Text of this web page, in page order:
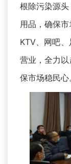
根除污染源
用品，确保
KTV、网吧
营业，全力
保市场稳民心